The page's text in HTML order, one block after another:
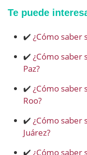
Te puede
✔️ ¿Cómo saber
✔️ ¿Cómo saber
Paz?
✔️ ¿Cómo saber
Roo?
✔️ ¿Cómo saber
Juárez?
✔️ ¿Cómo saber